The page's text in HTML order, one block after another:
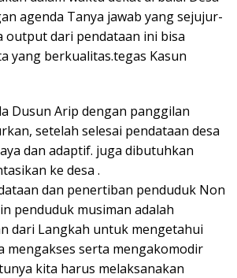
agenda Tanya jawab yang sejujur-
output dari pendataan ini bisa
yang berkualitas.tegas Kasun
Dusun Arip dengan panggilan
setelah selesai pendataan desa
dan adaptif. juga dibutuhkan
ke desa .
dan penertiban penduduk Non
penduduk musiman adalah
dari Langkah untuk mengetahui
mengakses serta mengakomodir
kita harus melaksanakan